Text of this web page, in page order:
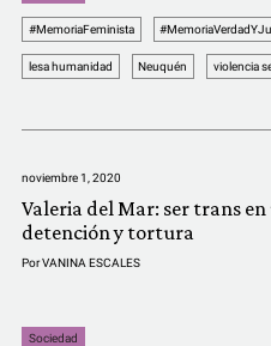
#MemoriaFeminista
lesa humanidad Neuquén violencia
noviembre 1, 2020
Valeria del Mar: ser trans
detención y tortura
PorVANINA ESCALES
Sociedad